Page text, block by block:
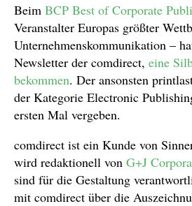
Beim BCP Best of Corporate
Veranstalter Europas größter
Unternehmenskommunikation –
Newsletter der comdirect, eine
bekommen. Der ansonsten
der Kategorie Electronic
ersten Mal vergeben.
comdirect ist ein Kunde von
wird redaktionell von G+J
sind für die Gestaltung
mit comdirect über die